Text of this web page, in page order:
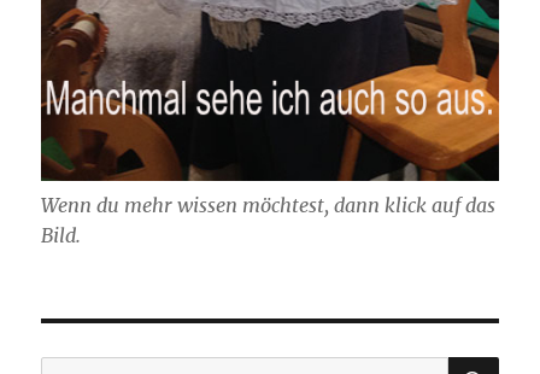
Wenn du mehr wissen möchtest, dann klick auf das
Bild.